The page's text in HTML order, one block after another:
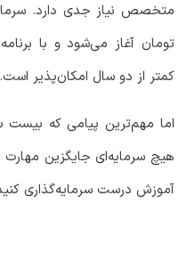
متخصص نیاز جدی دارد.
تومان آغاز میشود و با برنامه
کمتر از دو سال امکانپذیر است.
اما مهمترین پیامی که بیست
هیچ سرمایهای جایگزین مهارت
آموزش درست سرمایهگذاری